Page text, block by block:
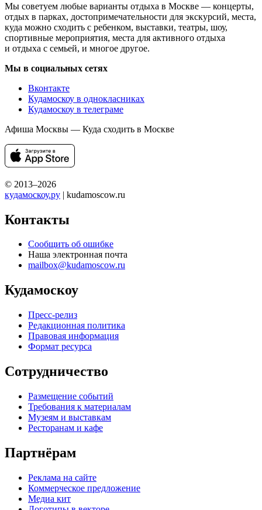
Мы советуем любые варианты отдыха в Москве — концерты,
отдых в парках, достопримечательности для экскурсий, места,
куда можно сходить с ребенком, выставки, театры, шоу,
спортивные мероприятия, места для активного отдыха
и отдыха с семьей, и многое другое.
Мы в социальных сетях
Вконтакте
Кудамоскоу в однокласниках
Кудамоскоу в телеграме
Афиша Москвы — Куда сходить в Москве
© 2013–2026
кудамоскоу.ру | kudamoscow.ru
Контакты
Сообщить об ошибке
Наша электронная почта
mailbox@kudamoscow.ru
Кудамоскоу
Пресс-релиз
Редакционная политика
Правовая информация
Формат ресурса
Сотрудничество
Размещение событий
Требования к материалам
Музеям и выставкам
Ресторанам и кафе
Партнёрам
Реклама на сайте
Коммерческое предложение
Медиа кит